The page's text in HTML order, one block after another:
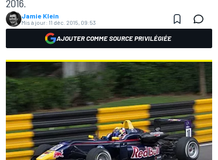
2016.
Jamie Klein
Mis à jour: 11 déc. 2015, 09:53
AJOUTER COMME SOURCE PRIVILÉGIÉE